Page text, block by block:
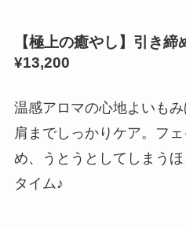
【極上の癒やし】引き
¥13,200
温感アロマの心地よいも
肩までしっかりケア。フ
め、うとうとしてしまう
タイム♪